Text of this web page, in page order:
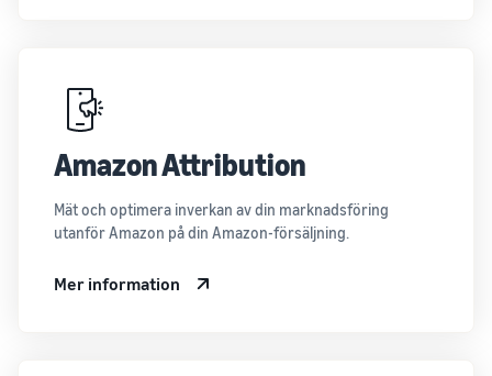
Amazon Attribution
Mät och optimera inverkan av din marknadsföring
utanför Amazon på din Amazon-försäljning.
Mer information